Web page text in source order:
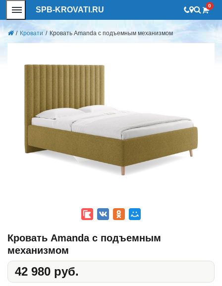
SPB-KROVATI.RU 0
/ Кровати / Кровать Amanda с подъемным механизмом
Кровать Amanda с подъемным
механизмом
42 980 руб.